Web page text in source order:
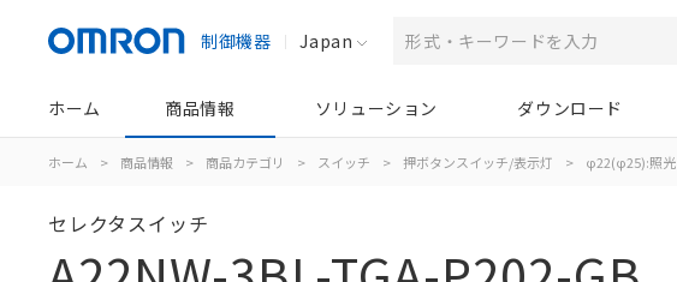
制御機器 Japan
ホーム 商品情報 ソリューション ダウンロード
ホーム > 商品情報 > 商品カテゴリ > スイッチ > 押ボタンスイッチ/表示灯 > φ22(φ25):照光
セレクタスイッチ